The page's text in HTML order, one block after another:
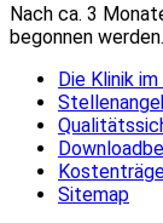
Nach ca. 3
begonnen werden.
Die Klinik
Sitemap